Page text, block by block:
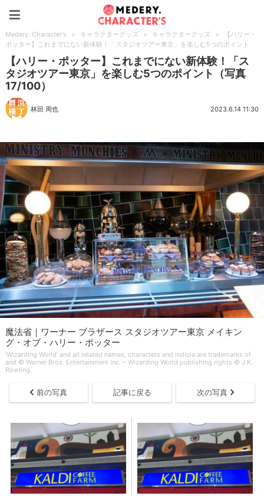
Medery. Character's > キャラクターグッズ > キャラクターグッズ >
【ハリー・
ポッター】これまでにない新体験！「スタジオツアー東京」を楽しむ5つのポイント
【ハリー・ポッター】これまでにない新体験！「ス
タジオツアー東京」を楽しむ5つのポイント（写真
17/100）
林田 周也 2023.6.14 11:30
魔法省｜ワーナー ブラザース スタジオツアー東京 メイキン
グ・オブ・ハリー・ポッター
‘Wizarding World’ and all related names, characters and indicia are trademarks of
and © Warner Bros. Entertainment Inc. – Wizarding World publishing rights © J.K.
Rowling.
前の写真 記事に戻る 次の写真